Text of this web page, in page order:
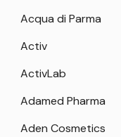
Acqua di Parma
Activ
ActivLab
Adamed Pharma
Aden Cosmetics